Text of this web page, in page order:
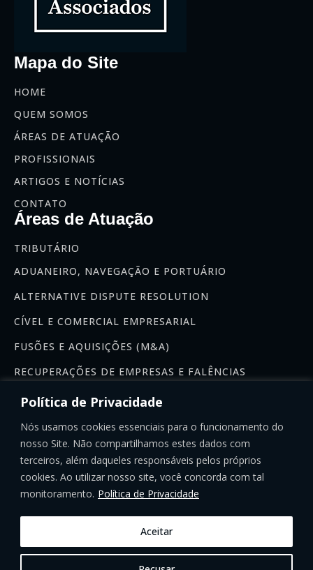
Política de Privacidade
Nós usamos cookies essenciais para o funcionamento do
nosso Site. Não compartilhamos estes dados com
terceiros, além daqueles responsáveis pelos próprios
cookies. Ao utilizar nosso site, você concorda com tal
monitoramento. Política de Privacidade
Aceitar
Mapa do Site
HOME
QUEM SOMOS
ÁREAS DE ATUAÇÃO
PROFISSIONAIS
ARTIGOS E NOTÍCIAS
CONTATO
Áreas de Atuação
TRIBUTÁRIO
ADUANEIRO, NAVEGAÇÃO E PORTUÁRIO
ALTERNATIVE DISPUTE RESOLUTION
CÍVEL E COMERCIAL EMPRESARIAL
FUSÕES E AQUISIÇÕES (M&A)
RECUPERAÇÕES DE EMPRESAS E FALÊNCIAS
Se inscreva na nossa newsletter:
INSCREVER-SE
Precisa de ajuda?